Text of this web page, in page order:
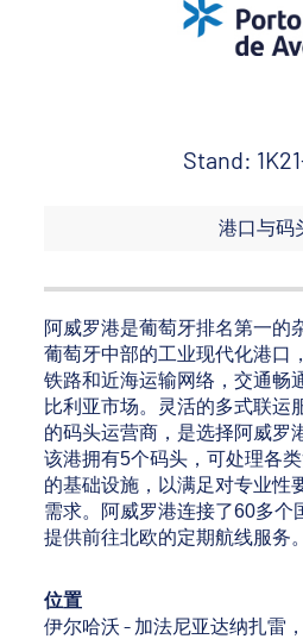
Stand:
港口与码
阿威罗港是葡萄牙排名第一的
葡萄牙中部的工业现代化港口
铁路和近海运输网络，交通畅
比利亚市场。灵活的多式联运
的码头运营商，是选择阿威罗
该港拥有5个码头，可处理各
的基础设施，以满足对专业性
需求。阿威罗港连接了60多个
提供前往北欧的定期航线服务。
位置
伊尔哈沃 - 加法尼亚达纳扎雷